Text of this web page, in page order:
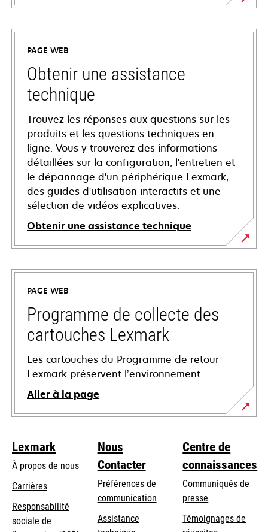
PAGE WEB
Obtenir une assistance
technique
Trouvez les réponses aux questions sur les
produits et les questions techniques en
ligne. Vous y trouverez des informations
détaillées sur la configuration, l'entretien et
le dépannage d'un périphérique Lexmark,
des guides d'utilisation interactifs et une
sélection de vidéos explicatives.
Obtenir une assistance technique
s’ouvre
dans
nouvel
onglet
PAGE WEB
Programme de collecte des
cartouches Lexmark
Les cartouches du Programme de retour
Lexmark préservent l’environnement.
Aller à la page
Lexmark
À propos de nous
Carrières
s’ouvre
dans
Responsabilité
sociale de
Nous
Contacter
Préférences de
communication
s’ouvre
Assistance
Centre de
connaissances
Communiqués de
presse
Témoignages de